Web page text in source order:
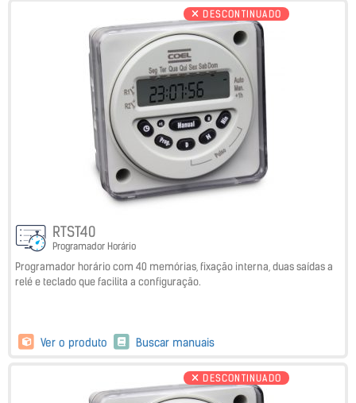
DESCONTINUADO
RTST40
Programador Horário
Programador horário com 40 memórias, fixação interna, duas saídas a
relé e teclado que facilita a configuração.
Ver o produto Buscar manuais
DESCONTINUADO